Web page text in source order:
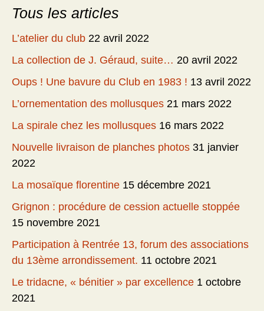
Tous les articles
L’atelier du club 22 avril 2022
La collection de J. Géraud, suite… 20 avril 2022
Oups ! Une bavure du Club en 1983 ! 13 avril 2022
L’ornementation des mollusques 21 mars 2022
La spirale chez les mollusques 16 mars 2022
Nouvelle livraison de planches photos 31 janvier
2022
La mosaïque florentine 15 décembre 2021
Grignon : procédure de cession actuelle stoppée
15 novembre 2021
Participation à Rentrée 13, forum des associations
du 13ème arrondissement. 11 octobre 2021
Le tridacne, « bénitier » par excellence 1 octobre
2021